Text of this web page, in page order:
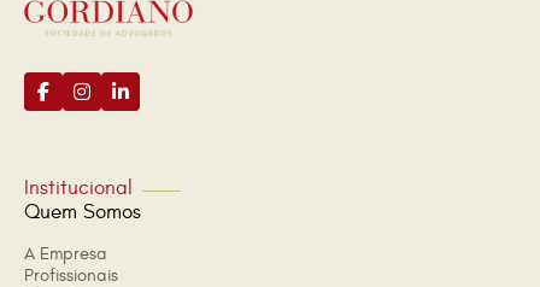
Institucional
Quem Somos
A Empresa
Profissionais